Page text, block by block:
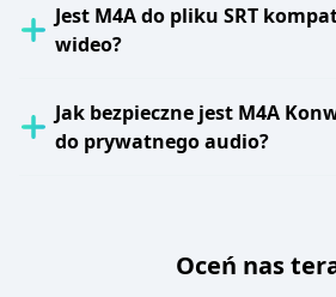
Jest M4A do pliku SRT
wideo?
Jak bezpieczne jest M4A
do prywatnego audio?
Oceń nas